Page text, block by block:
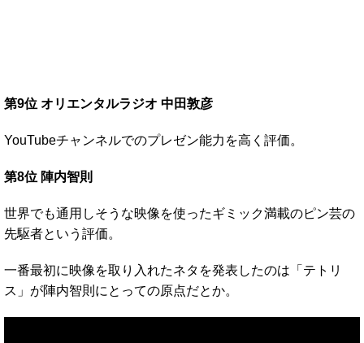
第9位 オリエンタルラジオ 中田敦彦
YouTubeチャンネルでのプレゼン能力を高く評価。
第8位 陣内智則
世界でも通用しそうな映像を使ったギミック満載のピン芸の
先駆者という評価。
一番最初に映像を取り入れたネタを発表したのは「テトリ
ス」が陣内智則にとっての原点だとか。